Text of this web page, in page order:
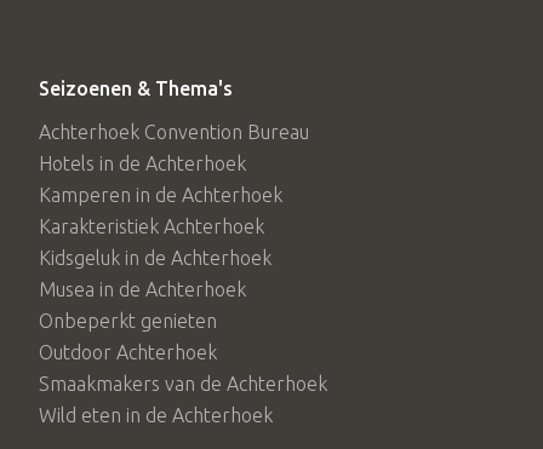
Seizoenen & Thema's
Achterhoek Convention Bureau
Hotels in de Achterhoek
Kamperen in de Achterhoek
Karakteristiek Achterhoek
Kidsgeluk in de Achterhoek
Musea in de Achterhoek
Onbeperkt genieten
Outdoor Achterhoek
Smaakmakers van de Achterhoek
Wild eten in de Achterhoek